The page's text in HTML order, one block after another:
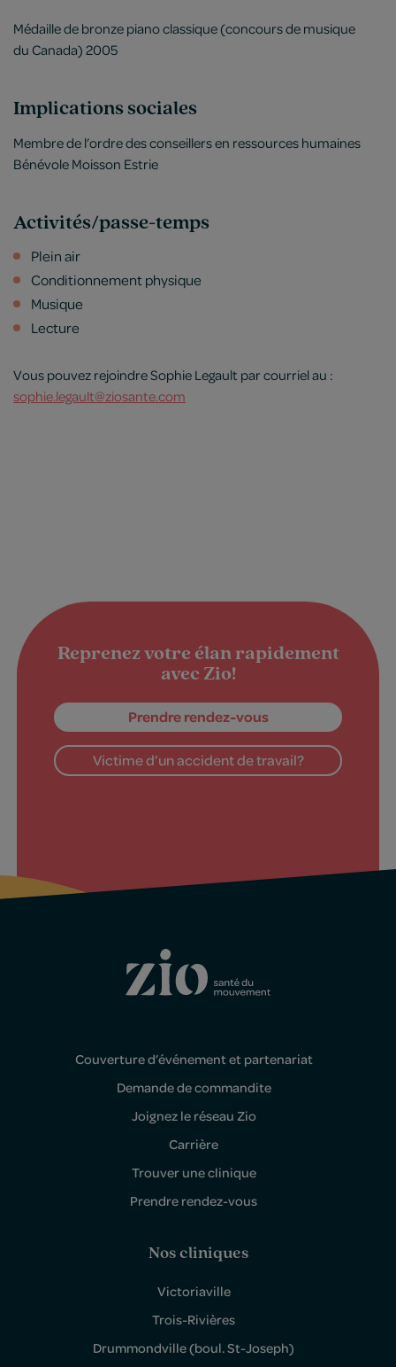
Médaille de bronze piano classique (concours de musique
du Canada) 2005
Implications sociales
Membre de l’ordre des conseillers en ressources humaines
Bénévole Moisson Estrie
Activités/passe-temps
Plein air
Conditionnement physique
Musique
Lecture
Vous pouvez rejoindre Sophie Legault par courriel au :
sophie.legault@ziosante.com
Reprenez votre élan rapidement
avec Zio!
Prendre rendez-vous
Victime d’un accident de travail?
Couverture d’événement et partenariat
Demande de commandite
Joignez le réseau Zio
Carrière
Trouver une clinique
Prendre rendez-vous
Nos cliniques
Victoriaville
Trois-Rivières
Drummondville (boul. St-Joseph)